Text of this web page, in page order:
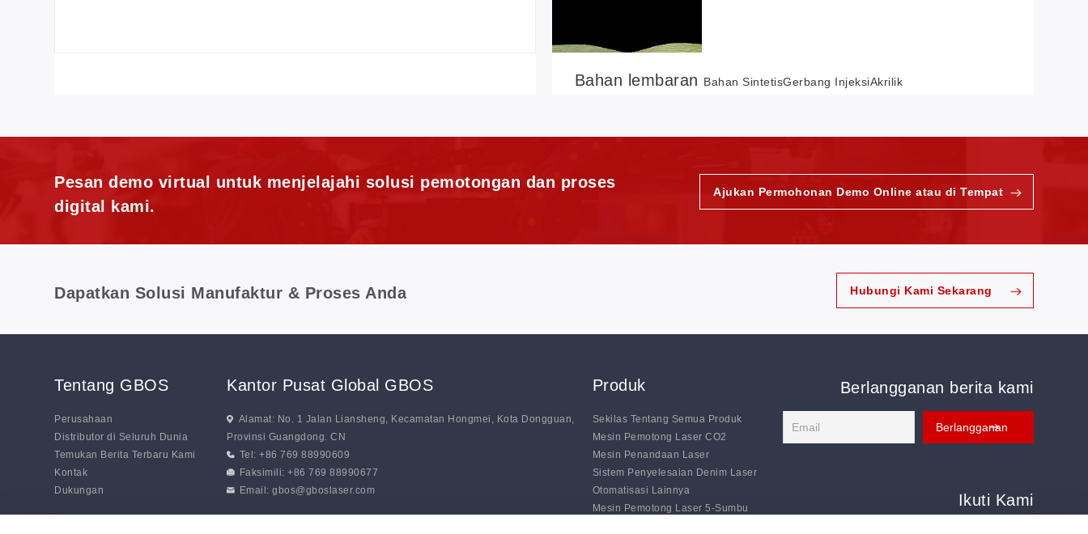
Bahan lembaran Bahan SintetisGerbang InjeksiAkrilik
Pesan demo virtual untuk menjelajahi solusi pemotongan dan proses
digital kami.
Ajukan Permohonan Demo Online atau di Tempat
Dapatkan Solusi Manufaktur & Proses Anda Hubungi Kami Sekarang
Tentang GBOS
Perusahaan
Distributor di Seluruh Dunia
Temukan Berita Terbaru Kami
Kontak
Dukungan
Kantor Pusat Global GBOS
Alamat: No. 1 Jalan Liansheng, Kecamatan Hongmei, Kota Dongguan,
Provinsi Guangdong. CN
Tel: +86 769 88990609
Faksimili: +86 769 88990677
Email:gbos@gboslaser.com
Produk
Sekilas Tentang Semua Produk
Mesin Pemotong Laser CO2
Mesin Penandaan Laser
Sistem Penyelesaian Denim Laser
Otomatisasi Lainnya
Mesin Pemotong Laser 5-Sumbu
Berlangganan berita kami
Ikuti Kami